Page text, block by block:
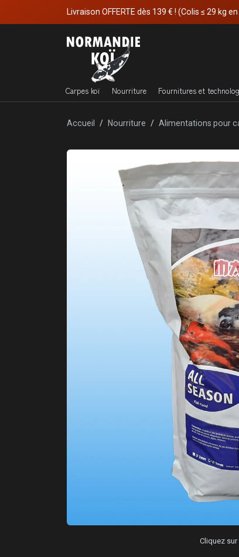
Livraison OFFERTE dès 139 € ! (Colis ≤ 29 kg
Carpes koï Nourriture Fournitures et
Accueil Nourriture Alimentations pour
Cliquez